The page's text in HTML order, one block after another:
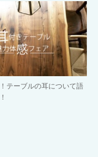
テーブルの耳について語